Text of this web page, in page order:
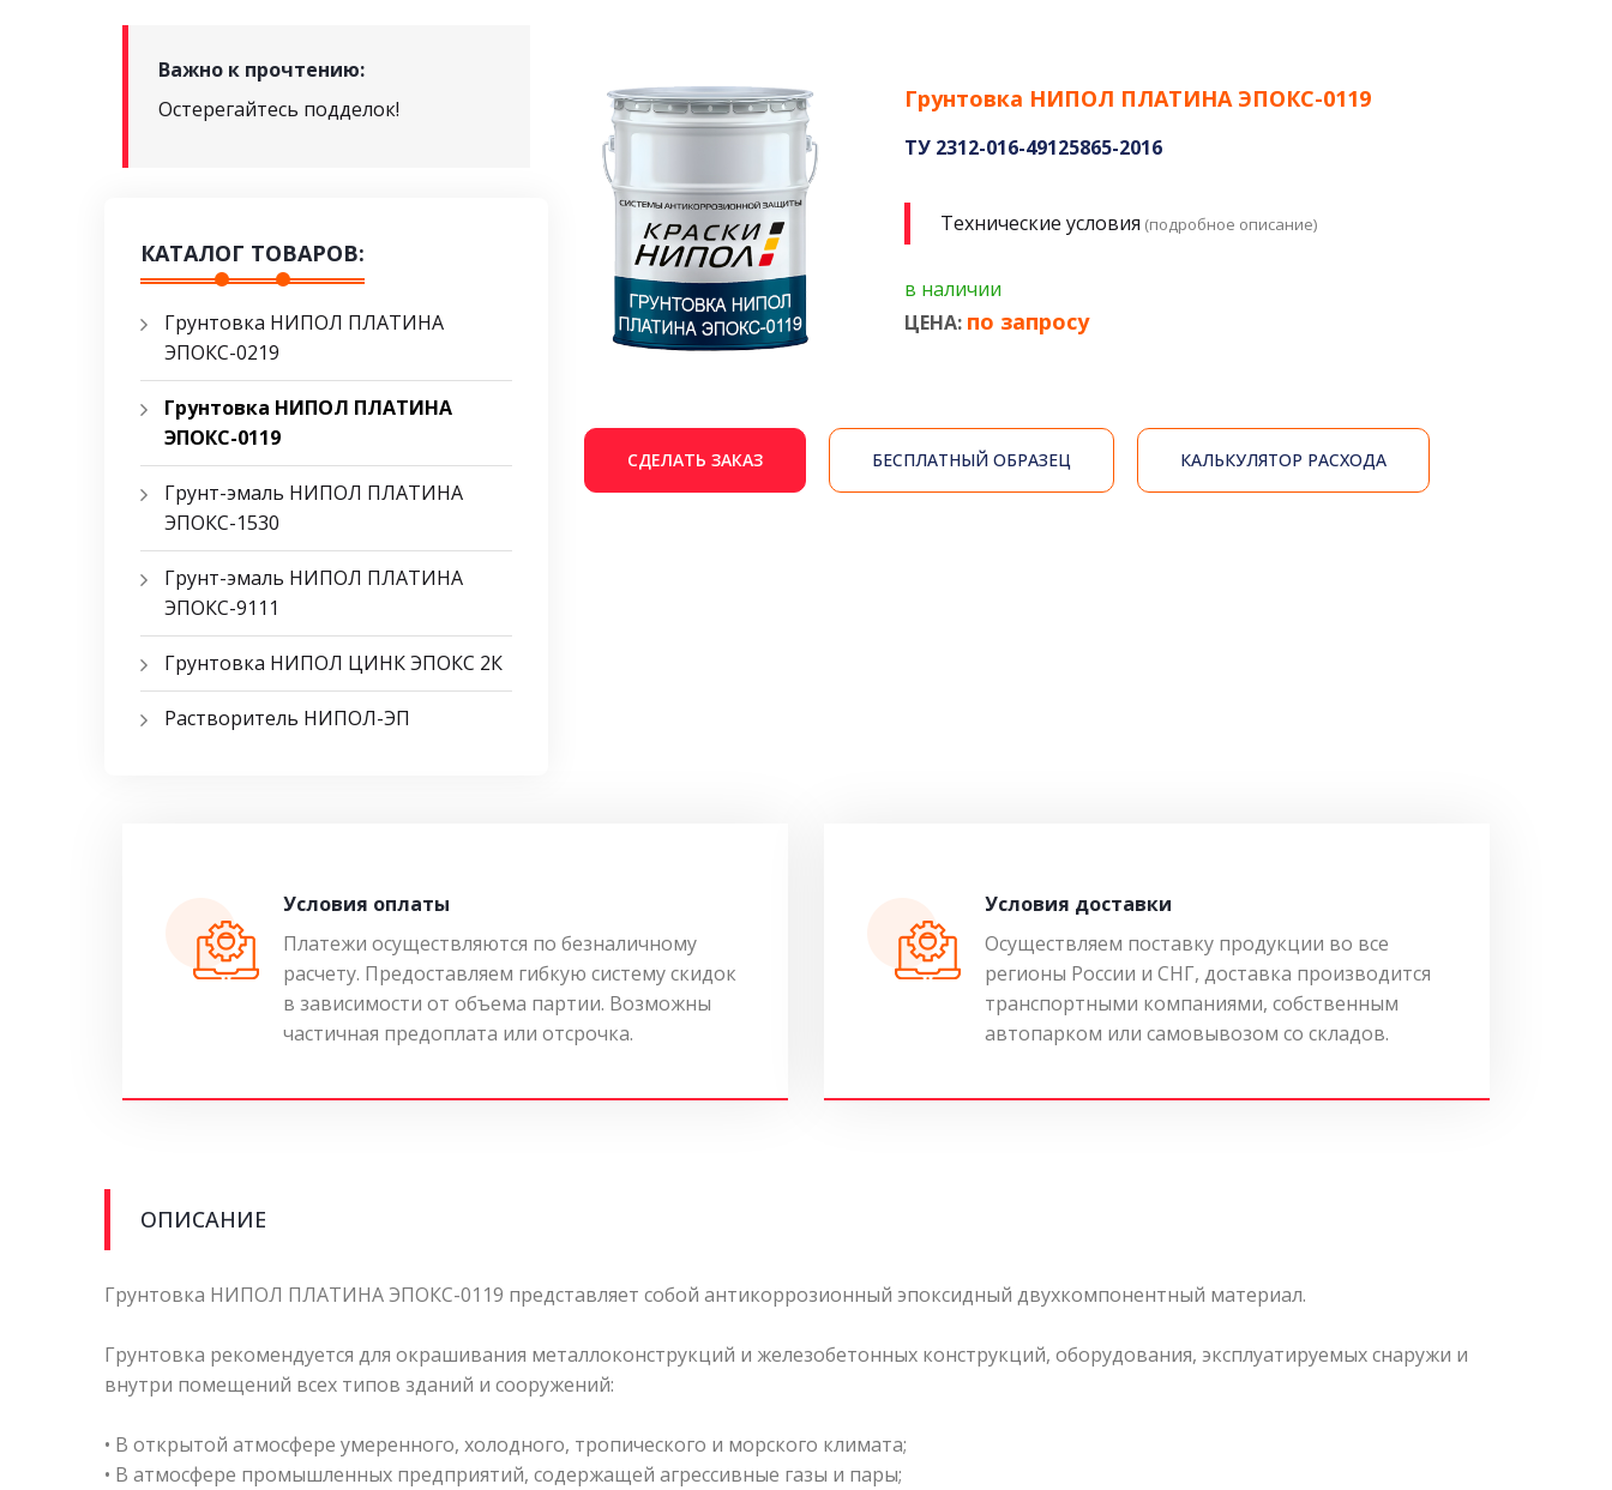
Важно к прочтению:
Остерегайтесь подделок!
КАТАЛОГ ТОВАРОВ:
Грунтовка НИПОЛ ПЛАТИНА
ЭПОКС-0219
Грунтовка НИПОЛ ПЛАТИНА
ЭПОКС-0119
Грунт-эмаль НИПОЛ ПЛАТИНА
ЭПОКС-1530
Грунт-эмаль НИПОЛ ПЛАТИНА
ЭПОКС-9111
Грунтовка НИПОЛ ЦИНК ЭПОКС 2К
Растворитель НИПОЛ-ЭП
Грунтовка НИПОЛ ПЛАТИНА ЭПОКС-0119
ТУ 2312-016-49125865-2016
Технические условия (подробное описание)
в наличии
ЦЕНА: по запросу
СДЕЛАТЬ ЗАКАЗ БЕСПЛАТНЫЙ ОБРАЗЕЦ КАЛЬКУЛЯТОР РАСХОДА
Условия оплаты
Платежи осуществляются по безналичному
расчету. Предоставляем гибкую систему скидок
в зависимости от объема партии. Возможны
частичная предоплата или отсрочка.
Условия доставки
Осуществляем поставку продукции во все
регионы России и СНГ, доставка производится
транспортными компаниями, собственным
автопарком или самовывозом со складов.
ОПИСАНИЕ
Грунтовка НИПОЛ ПЛАТИНА ЭПОКС-0119 представляет собой антикоррозионный эпоксидный двухкомпонентный материал.
Грунтовка рекомендуется для окрашивания металлоконструкций и железобетонных конструкций, оборудования, эксплуатируемых снаружи и
внутри помещений всех типов зданий и сооружений:
• В открытой атмосфере умеренного, холодного, тропического и морского климата;
• В атмосфере промышленных предприятий, содержащей агрессивные газы и пары;